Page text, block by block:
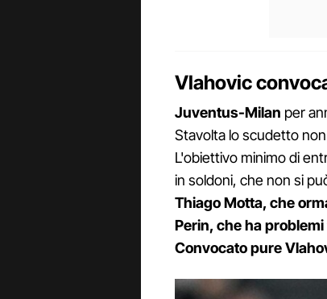
Vlahovic
Juventus-Milan per
Stavolta lo scudetto
L'obiettivo minimo di
in soldoni, che non si
Thiago Motta, che
Perin, che ha
Convocato pure